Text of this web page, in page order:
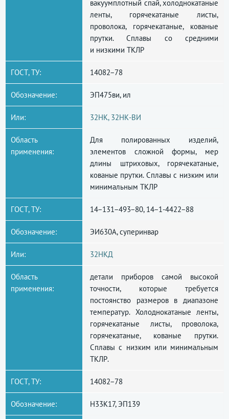
вакуумплотный спай, холоднокатаные
ленты, горячекатаные листы,
проволока, горячекатаные, кованые
прутки. Сплавы со средними
и низкими ТКЛР
ГОСТ, ТУ: 14082−78
Обозначение: ЭП475ви, ил
Или: 32НК, 32НК-ВИ
Область
применения:
Для полированных изделий,
элементов сложной формы, мер
длины штриховых, горячекатаные,
кованые прутки. Сплавы с низким или
минимальным ТКЛР
ГОСТ, ТУ: 14−131−493−80, 14−1-4422−88
Обозначение: ЭИ630А, суперинвар
Или: 32НКД
Область
применения:
детали приборов самой высокой
точности, которые требуется
постоянство размеров в диапазоне
температур. Холоднокатаные ленты,
горячекатаные листы, проволока,
горячекатаные, кованые прутки.
Сплавы с низким или минимальным
ТКЛР.
ГОСТ, ТУ: 14082−78
Обозначение: Н33К17, ЭП139